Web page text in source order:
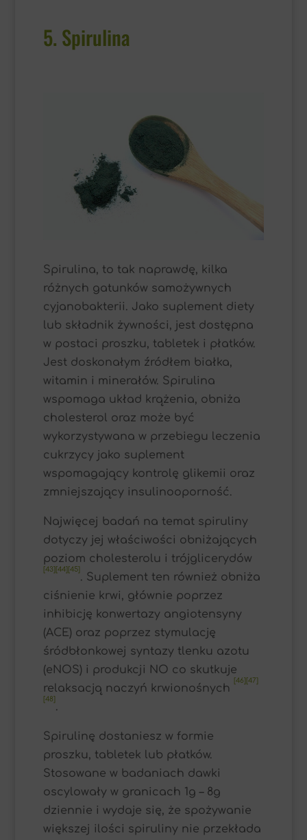
5. Spirulina
Spirulina, to tak naprawdę, kilka
różnych gatunków samożywnych
cyjanobakterii. Jako suplement diety
lub składnik żywności, jest dostępna
w postaci proszku, tabletek i płatków.
Jest doskonałym źródłem białka,
witamin i minerałów. Spirulina
wspomaga układ krążenia, obniża
cholesterol oraz może być
wykorzystywana w przebiegu leczenia
cukrzycy jako suplement
wspomagający kontrolę glikemii oraz
zmniejszający insulinooporność.
Najwięcej badań na temat spiruliny
dotyczy jej właściwości obniżających
poziom cholesterolu i trójglicerydów
[43][44][45]
. Suplement ten również obniża
ciśnienie krwi, głównie poprzez
inhibicję konwertazy angiotensyny
(ACE) oraz poprzez stymulację
śródbłonkowej syntazy tlenku azotu
(eNOS) i produkcji NO co skutkuje
relaksacją naczyń krwionośnych
[46][47]
[48]
.
Spirulinę dostaniesz w formie
proszku, tabletek lub płatków.
Stosowane w badaniach dawki
oscylowały w granicach 1g – 8g
dziennie i wydaje się, że spożywanie
większej ilości spiruliny nie przekłada